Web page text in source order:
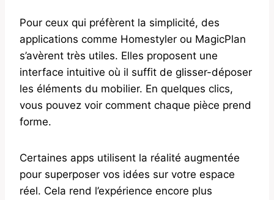
Pour ceux qui préfèrent la simplicité, des
applications comme Homestyler ou MagicPlan
s’avèrent très utiles. Elles proposent une
interface intuitive où il suffit de glisser-déposer
les éléments du mobilier. En quelques clics,
vous pouvez voir comment chaque pièce prend
forme.
Certaines apps utilisent la réalité augmentée
pour superposer vos idées sur votre espace
réel. Cela rend l’expérience encore plus